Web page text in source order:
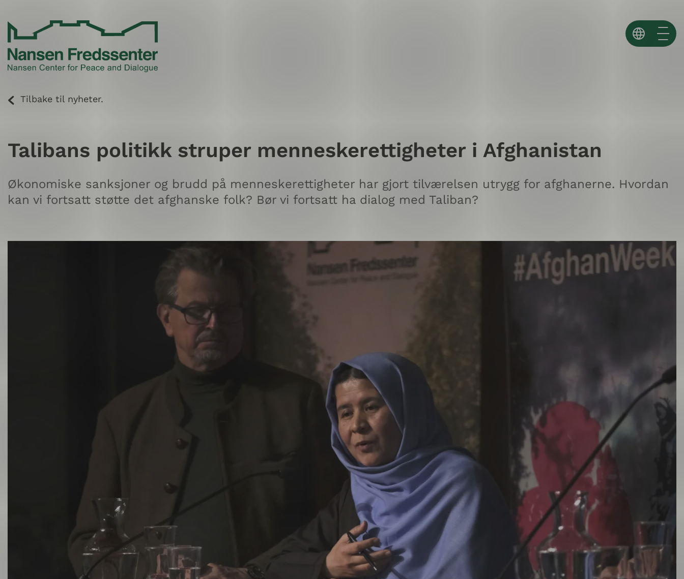
content
Tilbake til nyheter.
Talibans politikk struper menneskerettigheter i Afghanistan
Økonomiske sanksjoner og brudd på menneskerettigheter har gjort tilværelsen utrygg for afghanerne. Hvordan
kan vi fortsatt støtte det afghanske folk? Bør vi fortsatt ha dialog med Taliban?